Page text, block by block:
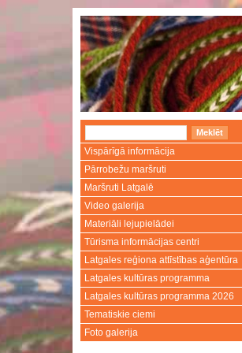
Vispārīgā informācija
Pārrobežu maršruti
Maršruti Latgalē
Video galerija
Materiāli lejupielādei
Tūrisma informācijas centri
Latgales reģiona attīstības aģentūra
Latgales kultūras programma
Latgales kultūras programma 2026
Tematiskie ciemi
Foto galerija